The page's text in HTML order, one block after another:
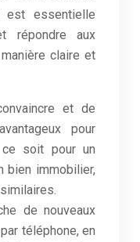
est essentielle
répondre aux
claire et
et de
pour
soit pour un
bien immobilier,
de nouveaux
téléphone, en